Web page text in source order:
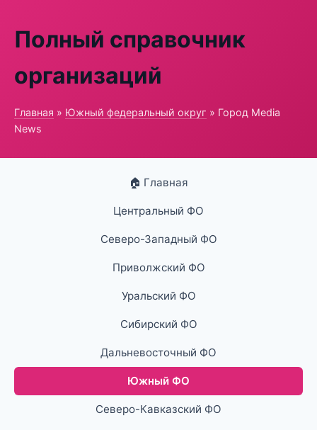
Полный справочник
организаций
Главная » Южный федеральный округ » Город Media
News
🏠 Главная
Центральный ФО
Северо-Западный ФО
Приволжский ФО
Уральский ФО
Сибирский ФО
Дальневосточный ФО
Южный ФО
Северо-Кавказский ФО